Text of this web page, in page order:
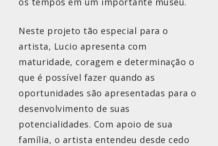
Neste projeto tão especial para o
artista, Lucio apresenta com
maturidade, coragem e determinação o
que é possível fazer quando as
oportunidades são apresentadas para o
desenvolvimento de suas
potencialidades. Com apoio de sua
família, o artista entendeu desde cedo